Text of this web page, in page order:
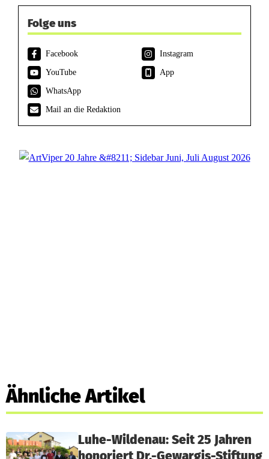
Folge uns
Facebook
Instagram
YouTube
App
WhatsApp
Mail an die Redaktion
Ähnliche Artikel
Luhe-Wildenau: Seit 25 Jahren